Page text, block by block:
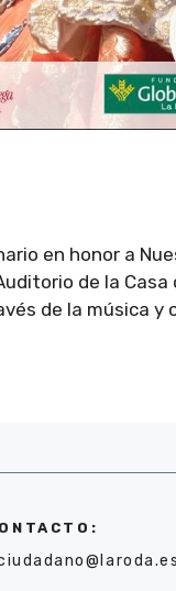
en honor a
de la Casa
de la música y